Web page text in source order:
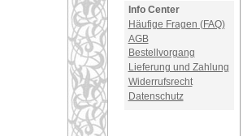
Info Center
Häufige Fragen (FAQ)
AGB
Bestellvorgang
Lieferung und Zahlung
Widerrufsrecht
Datenschutz